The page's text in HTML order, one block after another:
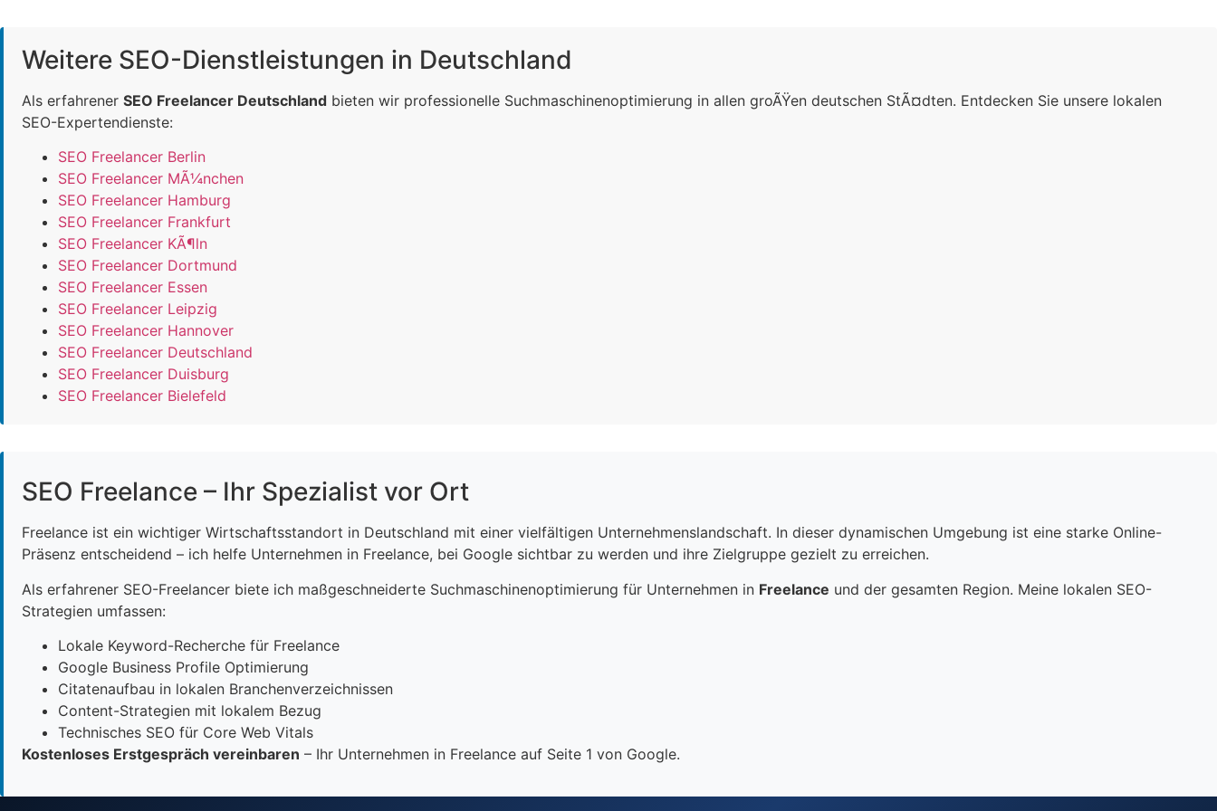
Weitere SEO-Dienstleistungen in Deutschland
Als erfahrener SEO Freelancer Deutschland bieten wir professionelle Suchmaschinenoptimierung in allen groÃŸen deutschen StÃ¤dten. Entdecken Sie unsere lokalen
SEO-Expertendienste:
SEO Freelancer Berlin
SEO Freelancer MÃ¼nchen
SEO Freelancer Hamburg
SEO Freelancer Frankfurt
SEO Freelancer KÃ¶ln
SEO Freelancer Dortmund
SEO Freelancer Essen
SEO Freelancer Leipzig
SEO Freelancer Hannover
SEO Freelancer Deutschland
SEO Freelancer Duisburg
SEO Freelancer Bielefeld
SEO Freelance – Ihr Spezialist vor Ort
Freelance ist ein wichtiger Wirtschaftsstandort in Deutschland mit einer vielfältigen Unternehmenslandschaft. In dieser dynamischen Umgebung ist eine starke Online-
Präsenz entscheidend – ich helfe Unternehmen in Freelance, bei Google sichtbar zu werden und ihre Zielgruppe gezielt zu erreichen.
Als erfahrener SEO-Freelancer biete ich maßgeschneiderte Suchmaschinenoptimierung für Unternehmen in Freelance und der gesamten Region. Meine lokalen SEO-
Strategien umfassen:
Lokale Keyword-Recherche für Freelance
Google Business Profile Optimierung
Citatenaufbau in lokalen Branchenverzeichnissen
Content-Strategien mit lokalem Bezug
Technisches SEO für Core Web Vitals
Kostenloses Erstgespräch vereinbaren – Ihr Unternehmen in Freelance auf Seite 1 von Google.